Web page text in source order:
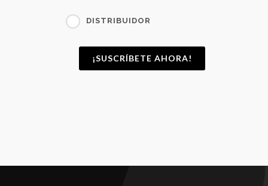
DISTRIBUIDOR
¡SUSCRÍBETE AHORA!